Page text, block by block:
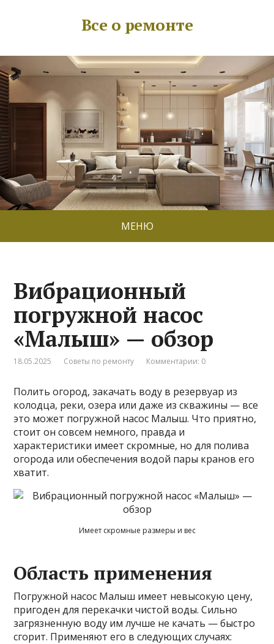
Все о ремонте
МЕНЮ
Вибрационный
погружной насос
«Малыш» — обзор
18.05.2025 Советы по ремонту Комментарии: 0
Полить огород, закачать воду в резервуар из
колодца, реки, озера или даже из скважины — все
это может погружной насос Малыш. Что приятно,
стоит он совсем немного, правда и
характеристики имеет скромные, но для полива
огорода или обеспечения водой пары кранов его
хватит.
Имеет скромные размеры и вес
Область применения
Погружной насос Малыш имеет невысокую цену,
пригоден для перекачки чистой воды. Сильно
загрязненную воду им лучше не качать — быстро
сгорит. Применяют его в следующих случаях: